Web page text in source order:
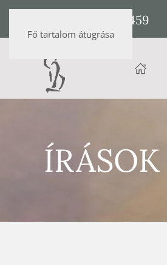
Fő tartalom átugrása
+36 20 472 9459
ÍRÁSOK